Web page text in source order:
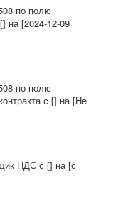
по полю
на [2024-12-09
по полю
с [] на [Не
НДС с [] на [с